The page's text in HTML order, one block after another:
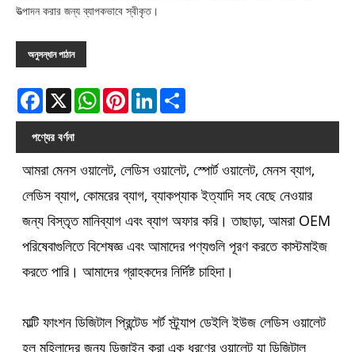
উত্পাদন করার জন্য ব্যাপকভাবে স্বীকৃত।
অনুসন্ধান পাঠান
Facebook
X WhatsAppPinterestLinkedIn
পণ্যের বর্ণনা
আমরা মেনস ওয়ালেট, লেডিস ওয়ালেট, স্পোর্ট ওয়ালেট, মেনস ব্যাগ,
লেডিস ব্যাগ, কোমরের ব্যাগ, ব্যাকপ্যাক ইত্যাদি সহ বেছে নেওয়ার
জন্য বিস্তৃত মানিব্যাগ এবং ব্যাগ অফার করি। তাছাড়া, আমরা OEM
পরিষেবাগুলিতে বিশেষজ্ঞ এবং আমাদের পণ্যগুলি পূরণ করতে কাস্টমাইজ
করতে পারি। আমাদের গ্রাহকদের নির্দিষ্ট চাহিদা।
মাল্টি ফাংশন ডিজিটাল প্রিন্টেড শর্ট স্ট্র্যাপ ডেইলি ইউজ লেডিস ওয়ালেট
হল মহিলাদের জন্য ডিজাইন করা এক ধরণের ওয়ালেট যা ডিজিটাল